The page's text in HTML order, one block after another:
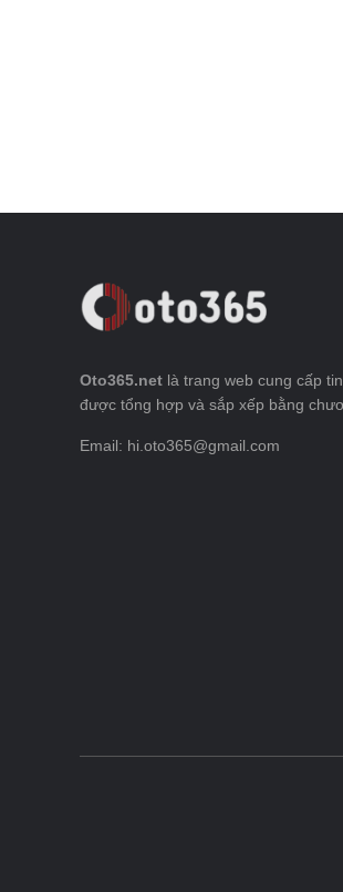
Oto365.net là trang web cung cấp
được tổng hợp và sắp xếp bằng
Email: hi.oto365@gmail.com